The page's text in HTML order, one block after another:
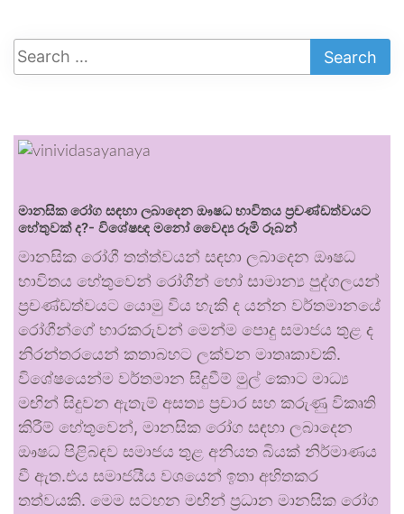
මානසික රෝග සඳහා ලබාදෙන ඖෂධ භාවිතය ප්‍රචණ්ඩත්වයට
හේතුවක් ද?- විශේෂඥ මනෝ වෛද්‍ය රූමි රූබන්
මානසික රෝගී තත්ත්වයන් සඳහා ලබාදෙන ඖෂධ
භාවිතය හේතුවෙන් රෝගීන් හෝ සාමාන්‍ය පුද්ගලයන්
ප්‍රචණ්ඩත්වයට යොමු විය හැකි ද යන්න වර්තමානයේ
රෝගීන්ගේ භාරකරුවන් මෙන්ම පොදු සමාජය තුළ ද
නිරන්තරයෙන් කතාබහට ලක්වන මාතෘකාවකි.
විශේෂයෙන්ම වර්තමාන සිදුවීම් මුල් කොට මාධ්‍ය
මඟින් සිදුවන ඇතැම් අසත්‍ය ප්‍රචාර සහ කරුණු විකෘති
කිරීම් හේතුවෙන්, මානසික රෝග සඳහා ලබාදෙන
ඖෂධ පිළිබඳව සමාජය තුළ අනියත බියක් නිර්මාණය
වී ඇත.එය සමාජයීය වශයෙන් ඉතා අහිතකර
තත්වයකි. මෙම සටහන මඟින් ප්‍රධාන මානසික රෝග